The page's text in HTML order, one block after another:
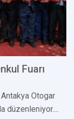
Fuarı
Antakya Otogar
düzenleniyor....